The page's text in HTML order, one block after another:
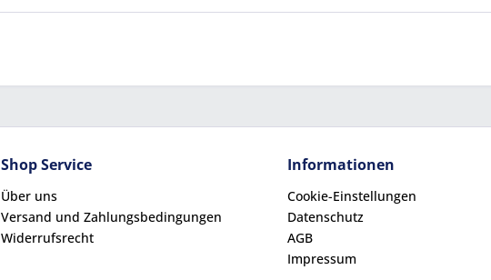
Shop Service
Über uns
Versand und Zahlungsbedingungen
Widerrufsrecht
Informationen
Cookie-Einstellungen
Datenschutz
AGB
Impressum